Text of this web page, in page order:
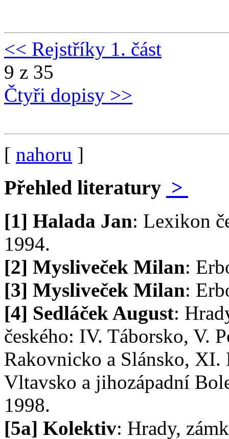
<< Rejstříky 1. část
9 z 35
Čtyři dopisy >>
[ nahoru ]
Přehled literatury >
[1] Halada Jan: Lexikon
1994.
[2] Mysliveček Milan:
[3] Mysliveček Milan:
[4] Sedláček August:
českého: IV. Táborsko, V.
Rakovnicko a Slánsko, XI.
Vltavsko a jihozápadní
1998.
[5a] Kolektiv: Hrady,